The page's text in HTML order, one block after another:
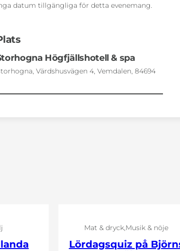
datum tillgängliga för detta evenemang.
Högfjällshotell & spa
Värdshusvägen 4, Vemdalen, 84694
Mat & dryck Musik & nöje
Lördagsquiz på